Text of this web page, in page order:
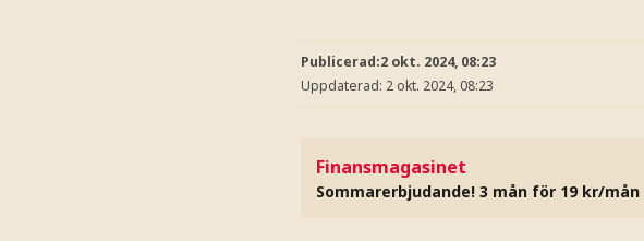
Publicerad:2 okt. 2024, 08:23
Uppdaterad: 2 okt. 2024, 08:23
Finansmagasinet
Sommarerbjudande! 3 mån för 19 kr/mån